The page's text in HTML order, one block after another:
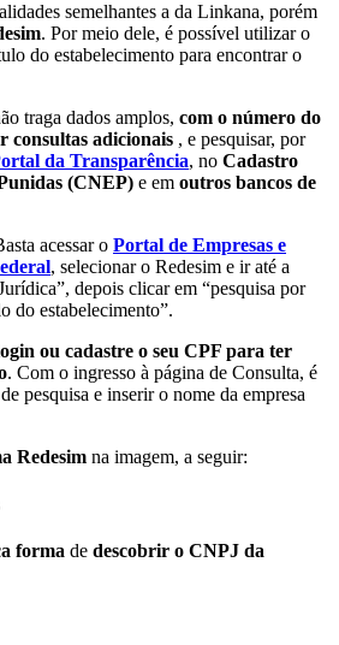
semelhantes a da Linkana, porém
. Por meio dele, é possível utilizar o
do estabelecimento para encontrar o
traga dados amplos, com o número do
consultas adicionais , e pesquisar, por
da Transparência, no Cadastro
(CNEP) e em outros bancos de
acessar o Portal de Empresas e
, selecionar o Redesim e ir até a
depois clicar em “pesquisa por
do estabelecimento”.
ou cadastre o seu CPF para ter
. Com o ingresso à página de Consulta, é
pesquisa e inserir o nome da empresa
Redesim na imagem, a seguir:
forma de descobrir o CNPJ da